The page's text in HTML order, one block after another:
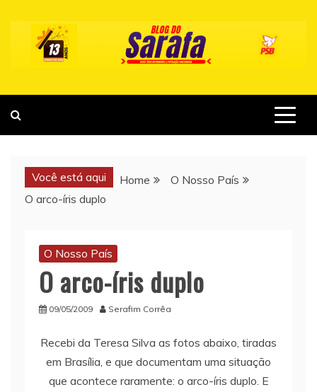
content
Você está aqui Home
O Nosso País
O arco-íris duplo
O Nosso País
O arco-íris duplo
09/05/2009 Serafim Corrêa
Recebi da Teresa Silva as fotos abaixo, tiradas
em Brasília, e que documentam uma situação
que acontece raramente: o arco-íris duplo. E